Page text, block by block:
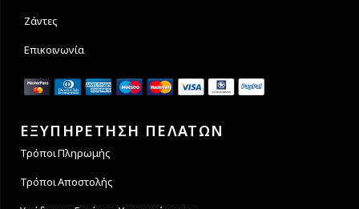
Ζάντες
Επικοινωνία
ΕΞΥΠΗΡΕΤΗΣΗ ΠΕΛΑΤΩΝ
Τρόποι Πληρωμής
Τρόποι Αποστολής